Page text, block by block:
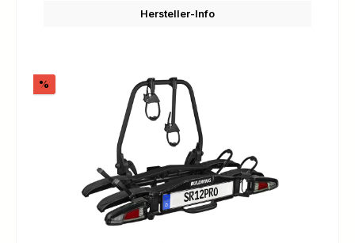
Hersteller-Info
%